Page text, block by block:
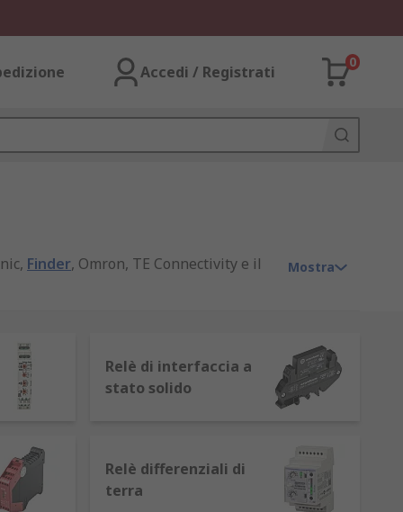
Accedi / Registrati
0
Finder, Omron, TE Connectivity e il
possono spegnere o amplificare
che diventa un magnete quando
Mostra
Relè di interfaccia a
stato solido
Relè differenziali di
terra